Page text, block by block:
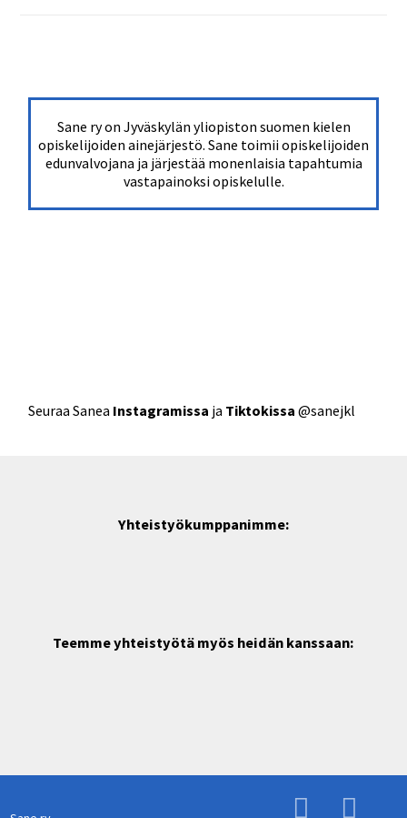
Sane ry on Jyväskylän yliopiston suomen kielen
opiskelijoiden ainejärjestö. Sane toimii opiskelijoiden
edunvalvojana ja järjestää monenlaisia tapahtumia
vastapainoksi opiskelulle.
Seuraa Sanea Instagramissa ja Tiktokissa @sanejkl
Yhteistyökumppanimme:
Teemme yhteistyötä myös heidän kanssaan: